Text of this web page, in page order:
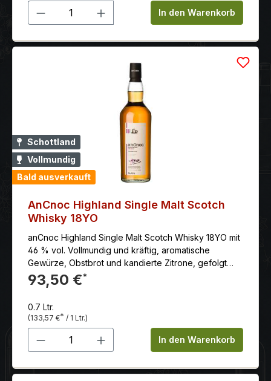
Finish mit Noten von Vanille, Orange, Lakritz und
Karamell. Volbeat ist eine Metal-Band aus der
gleichnamigen und außergewöhnlichen Rums
spiegeln sie den Geist von Volbeat. Volbeat und
wurden 2001 verwirklicht. Während Sänger/Gitarrist
Michael Poulsen und Schlagzeuger Jon Larsen die
Grundlagen für die allerersten Volbeat-Songs in
Dänemark legten, begann die Diamond Distillery mit
der Destillation des Volbeat Limited Edition Rums.
Produkt Anzahl: Gib denIn den Warenkorb
Schottland
Vollmundig
Bald ausverkauft
AnCnoc Highland Single Malt Scotch
Whisky 18YO
anCnoc Highland Single Malt Scotch Whisky 18YO mit
46 % vol. Vollmundig und kräftig, aromatische
Gewürze, Obstbrot und kandierte Zitrone, gefolgt
von einem Hauch von Vanille, Honig und Karamell.
Der Abgang geht von pfeffrig und scharf zu köstlich
93,50 €*
0.7 Ltr.
(133,57 €* / 1 Ltr.)
Produkt Anzahl: Gib denIn den Warenkorb